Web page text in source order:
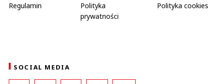
Regulamin
Polityka
prywatności
Polityka cookies
SOCIAL MEDIA